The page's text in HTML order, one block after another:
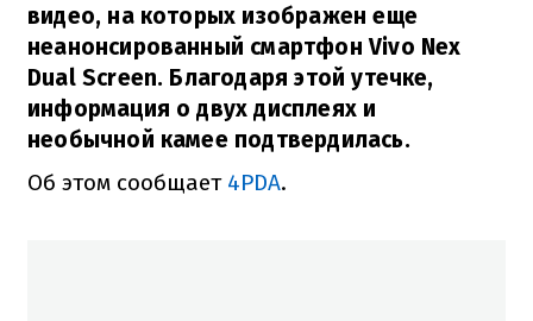
видео, на которых изображен еще
неанонсированный смартфон Vivo Nex
Dual Screen. Благодаря этой утечке,
информация о двух дисплеях и
необычной камее подтвердилась.
Об этом сообщает 4PDA.